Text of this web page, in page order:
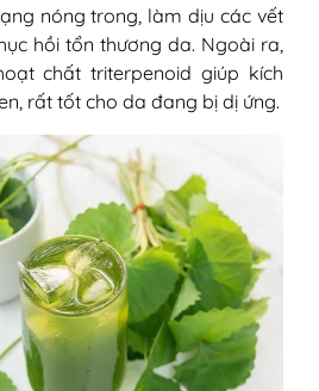
nóng trong, làm dịu các vết
hồi tổn thương da. Ngoài ra,
chất triterpenoid giúp kích
rất tốt cho da đang bị dị ứng.